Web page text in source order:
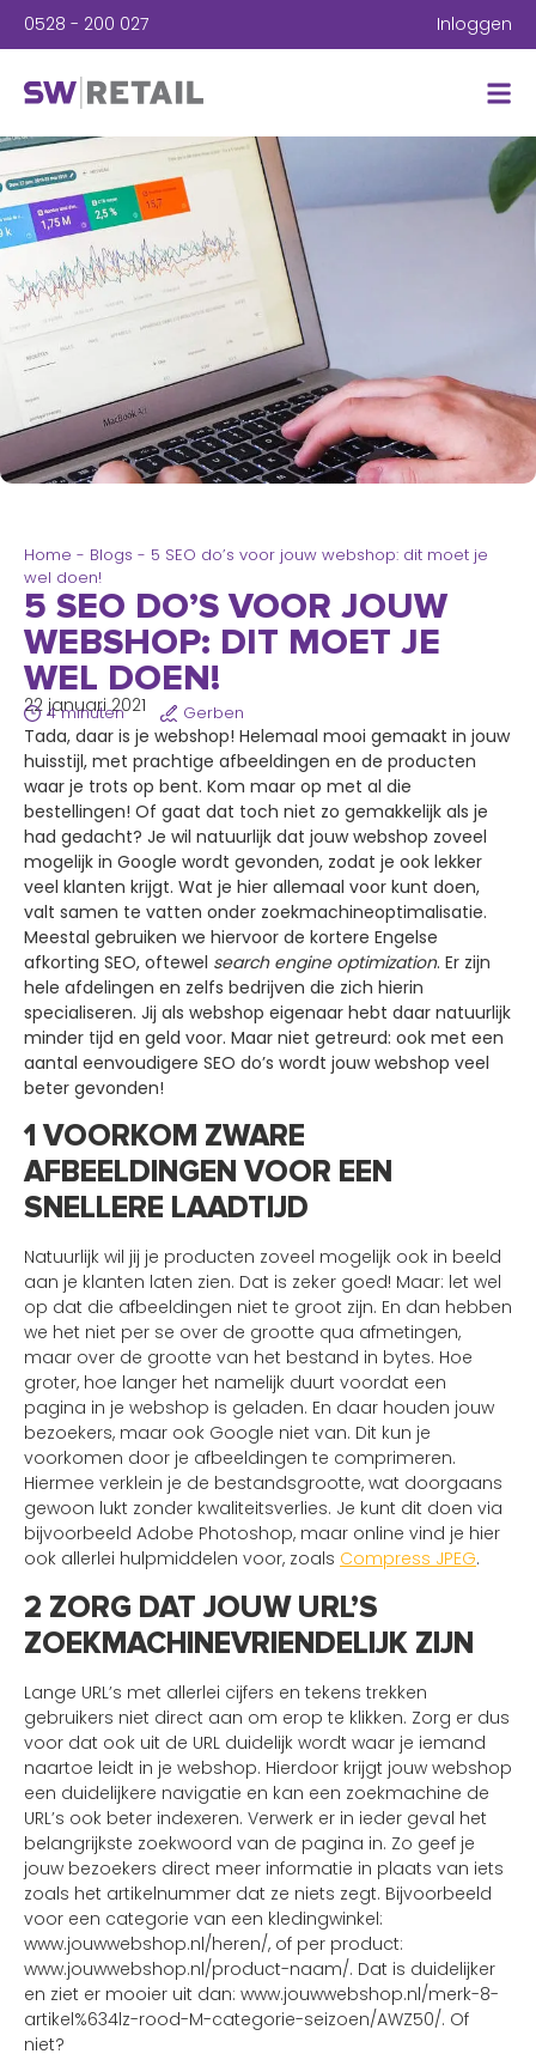
0528 - 200 027 Inloggen
Home - Blogs - 5 SEO do’s voor jouw webshop: dit moet je
wel doen!
5 SEO DO’S VOOR JOUW
WEBSHOP: DIT MOET JE
WEL DOEN!
22 januari 2021
4 minuten Gerben
Tada, daar is je webshop! Helemaal mooi gemaakt in jouw
huisstijl, met prachtige afbeeldingen en de producten
waar je trots op bent. Kom maar op met al die
bestellingen! Of gaat dat toch niet zo gemakkelijk als je
had gedacht? Je wil natuurlijk dat jouw webshop zoveel
mogelijk in Google wordt gevonden, zodat je ook lekker
veel klanten krijgt. Wat je hier allemaal voor kunt doen,
valt samen te vatten onder zoekmachineoptimalisatie.
Meestal gebruiken we hiervoor de kortere Engelse
afkorting SEO, oftewel search engine optimization. Er zijn
hele afdelingen en zelfs bedrijven die zich hierin
specialiseren. Jij als webshop eigenaar hebt daar natuurlijk
minder tijd en geld voor. Maar niet getreurd: ook met een
aantal eenvoudigere SEO do’s wordt jouw webshop veel
beter gevonden!
1 VOORKOM ZWARE
AFBEELDINGEN VOOR EEN
SNELLERE LAADTIJD
Natuurlijk wil jij je producten zoveel mogelijk ook in beeld
aan je klanten laten zien. Dat is zeker goed! Maar: let wel
op dat die afbeeldingen niet te groot zijn. En dan hebben
we het niet per se over de grootte qua afmetingen,
maar over de grootte van het bestand in bytes. Hoe
groter, hoe langer het namelijk duurt voordat een
pagina in je webshop is geladen. En daar houden jouw
bezoekers, maar ook Google niet van. Dit kun je
voorkomen door je afbeeldingen te comprimeren.
Hiermee verklein je de bestandsgrootte, wat doorgaans
gewoon lukt zonder kwaliteitsverlies. Je kunt dit doen via
bijvoorbeeld Adobe Photoshop, maar online vind je hier
ook allerlei hulpmiddelen voor, zoals Compress JPEG.
2 ZORG DAT JOUW URL’S
ZOEKMACHINEVRIENDELIJK ZIJN
Lange URL’s met allerlei cijfers en tekens trekken
gebruikers niet direct aan om erop te klikken. Zorg er dus
voor dat ook uit de URL duidelijk wordt waar je iemand
naartoe leidt in je webshop. Hierdoor krijgt jouw webshop
een duidelijkere navigatie en kan een zoekmachine de
URL’s ook beter indexeren. Verwerk er in ieder geval het
belangrijkste zoekwoord van de pagina in. Zo geef je
jouw bezoekers direct meer informatie in plaats van iets
zoals het artikelnummer dat ze niets zegt. Bijvoorbeeld
voor een categorie van een kledingwinkel:
www.jouwwebshop.nl/heren/, of per product:
www.jouwwebshop.nl/product-naam/. Dat is duidelijker
en ziet er mooier uit dan: www.jouwwebshop.nl/merk-8-
artikel%634lz-rood-M-categorie-seizoen/AWZ50/. Of
niet?